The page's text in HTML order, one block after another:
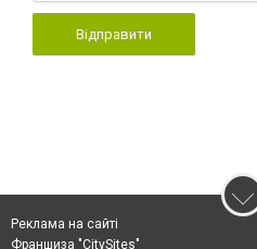
Відправити
Реклама на сайті
Франшиза "CitySites"